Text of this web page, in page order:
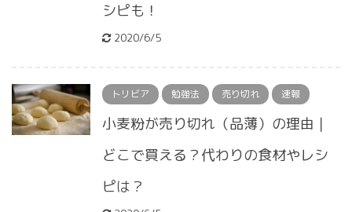
シピも！
2020/6/5
トリビア 勉強法 売り切れ 速報
小麦粉が売り切れ（品薄）の理由｜
どこで買える？代わりの食材やレシ
ピは？